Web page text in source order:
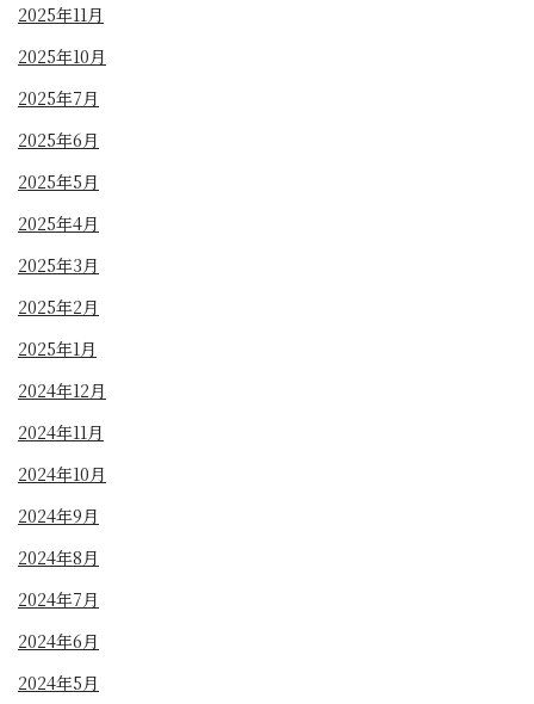
2025年11月
2025年10月
2025年7月
2025年6月
2025年5月
2025年4月
2025年3月
2025年2月
2025年1月
2024年12月
2024年11月
2024年10月
2024年9月
2024年8月
2024年7月
2024年6月
2024年5月